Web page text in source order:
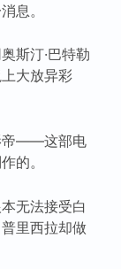
息。
斯汀·巴特勒
大放异彩
帝——这部电
的。
无法接受白
里西拉却做